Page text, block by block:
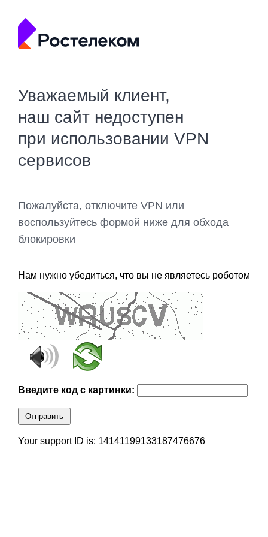
Уважаемый клиент,
наш сайт недоступен
при использовании VPN
сервисов
Пожалуйста, отключите VPN или
воспользуйтесь формой ниже для обхода
блокировки
Нам нужно убедиться, что вы не являетесь роботом
Введите код с картинки:
Отправить
Your support ID is: 14141199133187476676